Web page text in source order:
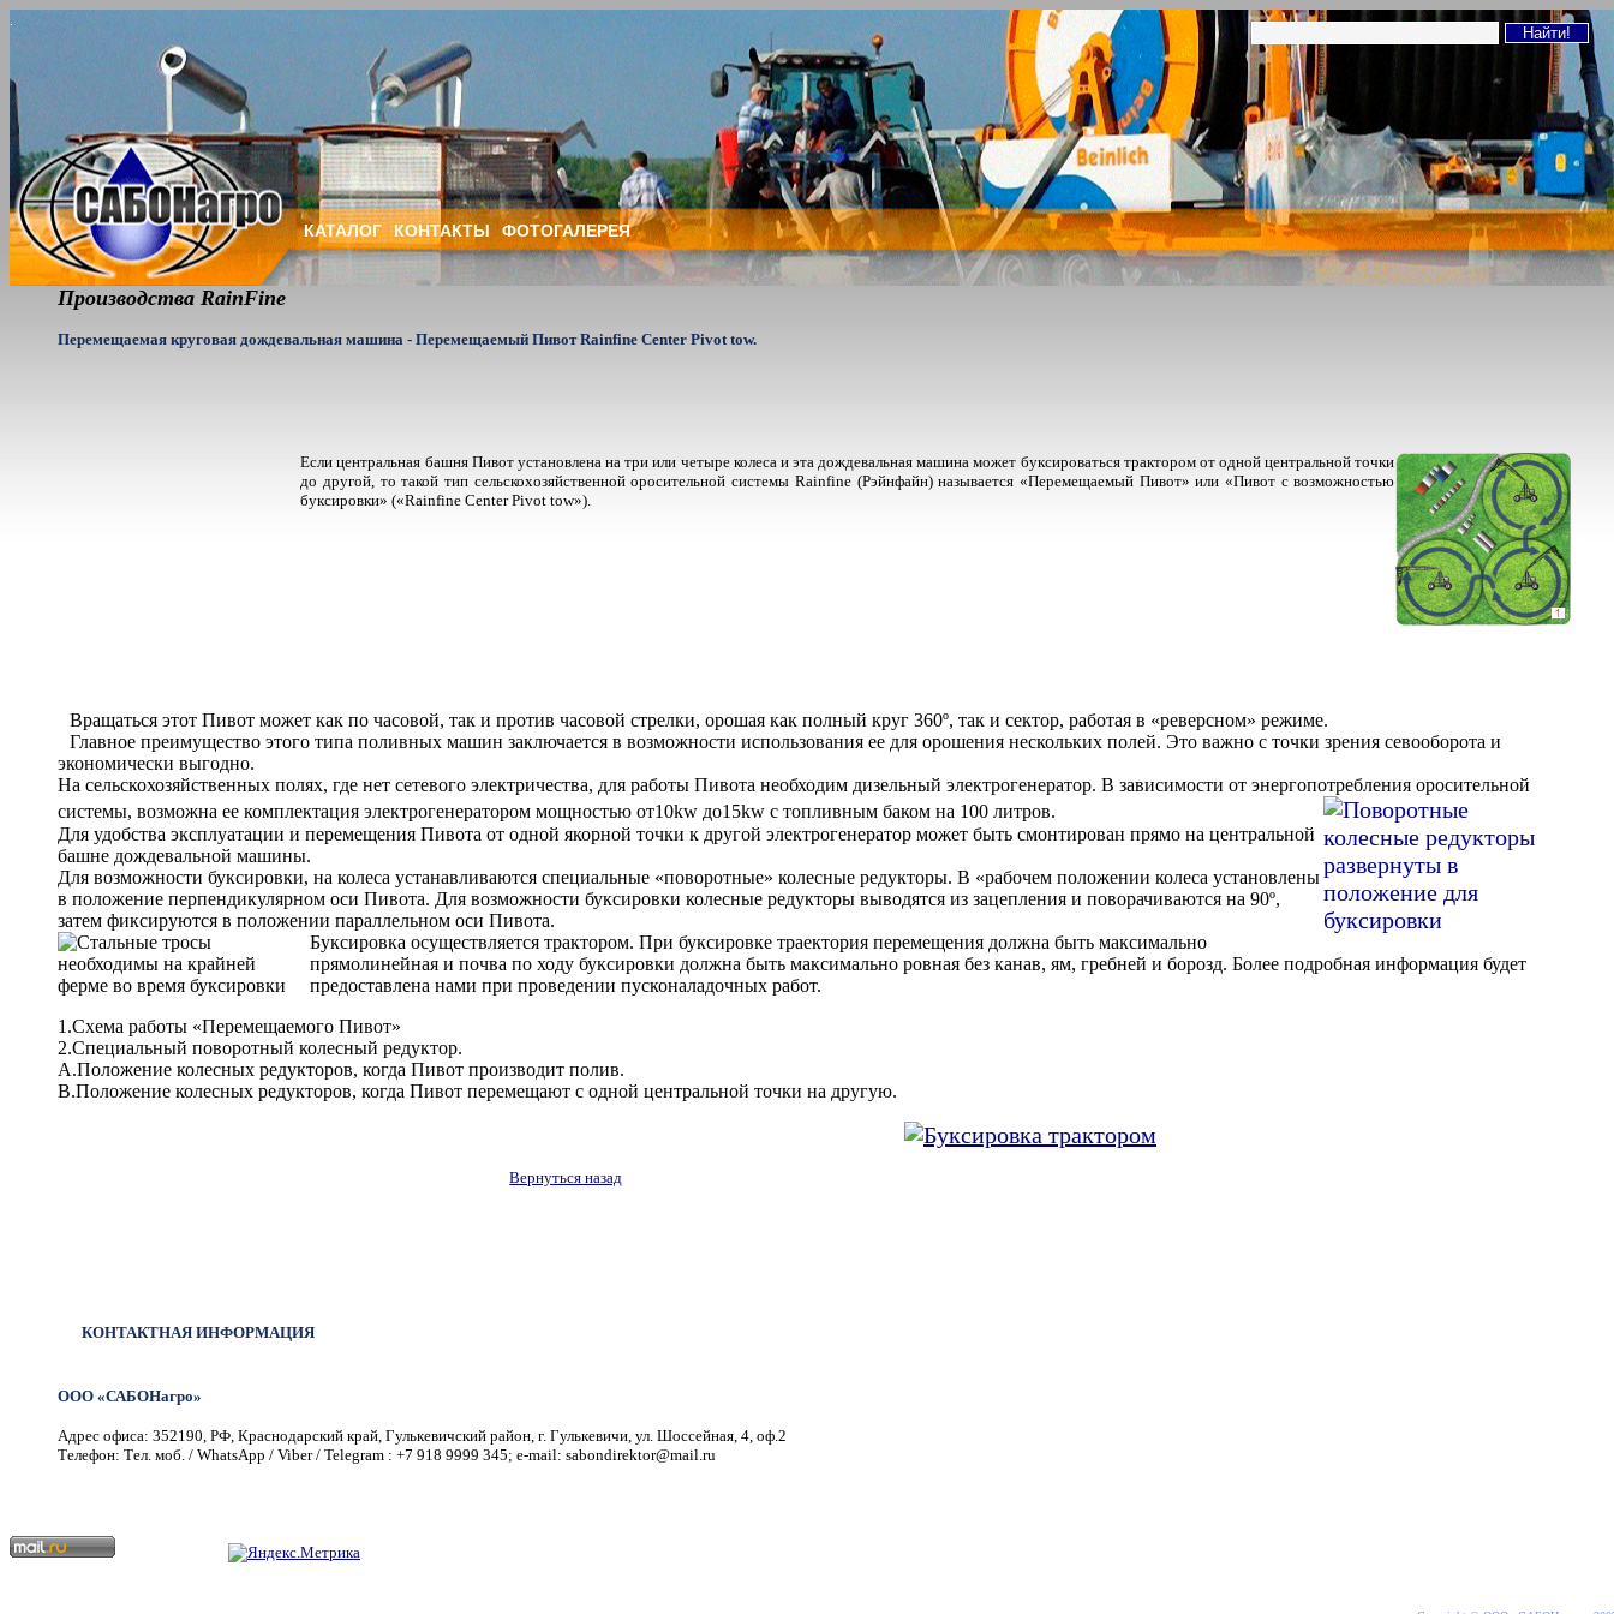
Производства RainFine
КАТАЛОГ КОНТАКТЫ ФОТОГАЛЕРЕЯ
Перемещаемая круговая дождевальная машина - Перемещаемый Пивот Rainfine Center Pivot tow.
Если центральная башня Пивот установлена на три или четыре колеса и эта дождевальная машина может буксироваться трактором от одной центральной точки
до другой, то такой тип сельскохозяйственной оросительной системы Rainfine (Рэйнфайн) называется «Перемещаемый Пивот» или «Пивот с возможностью
буксировки» («Rainfine Center Pivot tow»).
Вращаться этот Пивот может как по часовой, так и против часовой стрелки, орошая как полный круг 360º, так и сектор, работая в «реверсном» режиме.
Главное преимущество этого типа поливных машин заключается в возможности использования ее для орошения нескольких полей. Это важно с точки зрения севооборота и
экономически выгодно.
На сельскохозяйственных полях, где нет сетевого электричества, для работы Пивота необходим дизельный электрогенератор. В зависимости от энергопотребления оросительной
системы, возможна ее комплектация электрогенератором мощностью от10kw до15kw с топливным баком на 100 литров.
Для удобства эксплуатации и перемещения Пивота от одной якорной точки к другой электрогенератор может быть смонтирован прямо на центральной
башне дождевальной машины.
Для возможности буксировки, на колеса устанавливаются специальные «поворотные» колесные редукторы. В «рабочем положении колеса установлены
в положение перпендикулярном оси Пивота. Для возможности буксировки колесные редукторы выводятся из зацепления и поворачиваются на 90º,
затем фиксируются в положении параллельном оси Пивота.
Буксировка осуществляется трактором. При буксировке траектория перемещения должна быть максимально
прямолинейная и почва по ходу буксировки должна быть максимально ровная без канав, ям, гребней и борозд. Более подробная информация будет
предоставлена нами при проведении пусконаладочных работ.
1.Схема работы «Перемещаемого Пивот»
2.Специальный поворотный колесный редуктор.
A.Положение колесных редукторов, когда Пивот производит полив.
B.Положение колесных редукторов, когда Пивот перемещают с одной центральной точки на другую.
Вернуться назад
КОНТАКТНАЯ ИНФОРМАЦИЯ
ООО «САБОНагро»
Адрес офиса: 352190, РФ, Краснодарский край, Гулькевичский район, г. Гулькевичи, ул. Шоссейная, 4, оф.2
Телефон: Тел. моб. / WhatsApp / Viber / Telegram : +7 918 9999 345; e-mail: sabondirektor@mail.ru